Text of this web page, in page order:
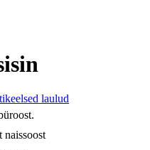
laulud
naissoost